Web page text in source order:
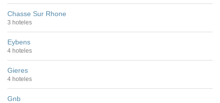
Chasse Sur Rhone
3 hoteles
Eybens
4 hoteles
Gieres
4 hoteles
Gnb